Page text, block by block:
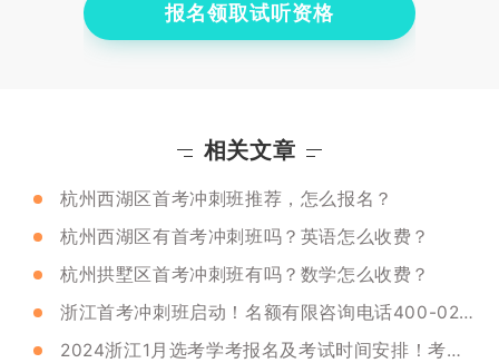
报名领取试听资格
相关文章
杭州西湖区首考冲刺班推荐，怎么报名？
杭州西湖区有首考冲刺班吗？英语怎么收费？
杭州拱墅区首考冲刺班有吗？数学怎么收费？
浙江首考冲刺班启动！名额有限咨询电话400-029-6659
2024浙江1月选考学考报名及考试时间安排！考试倒计时开始